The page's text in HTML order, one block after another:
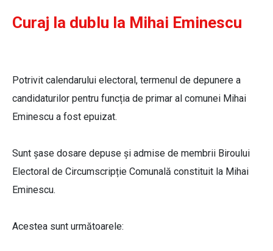
Curaj la dublu la Mihai Eminescu
Potrivit calendarului electoral, termenul de depunere a
candidaturilor pentru funcția de primar al comunei Mihai
Eminescu a fost epuizat.
Sunt șase dosare depuse și admise de membrii Biroului
Electoral de Circumscripție Comunală constituit la Mihai
Eminescu.
Acestea sunt următoarele: